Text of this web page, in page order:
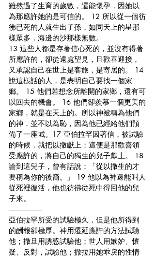
雖然過了生育的歲數，還能懷孕，因她以
為那應許她的是可信的。 12 所以從一個彷
彿已死的人就生出子孫，如同天上的星那
樣眾多，海邊的沙那樣無數。
13 這些人都是存著信心死的，並沒有得著
所應許的，卻從遠處望見，且歡喜迎接，
又承認自己在世上是客旅，是寄居的。 14
說這樣話的人，是表明自己要找一個家
鄉。 15 他們若想念所離開的家鄉，還有可
以回去的機會。 16 他們卻羨慕一個更美的
家鄉，就是在天上的。所以神被稱為他們
的神，並不以為恥，因為他已經給他們預
備了一座城。17 亞伯拉罕因著信，被試驗
的時候，就把以撒獻上；這便是那歡喜領
受應許的，將自己的獨生的兒子獻上。 18
論到這兒子，曾有話說：「從以撒生的才
要稱為你的後裔。」 19 他以為神還能叫人
從死裡復活，他也彷彿從死中得回他的兒
子來。
-----------------------
亞伯拉罕所受的試驗極久，但是他所得到
的酬報卻極厚。神用遷延應許的方法試驗
他；撒旦用誘惑試驗他；世人用嫉妒、懷
疑、反對，試驗他；撒拉用她乖戾的性情